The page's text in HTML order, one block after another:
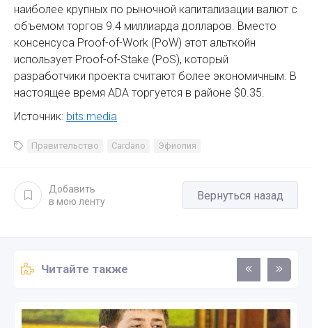
наиболее крупных по рыночной капитализации валют с
объемом торгов 9.4 миллиарда долларов. Вместо
консенсуса Proof-of-Work (PoW) этот альткойн
использует Proof-of-Stake (PoS), который
разработчики проекта считают более экономичным. В
настоящее время ADA торгуется в районе $0.35.
Источник: bits.media
Правительство Cardano Эфиопия
Добавить
в мою ленту
Вернуться назад
Читайте также